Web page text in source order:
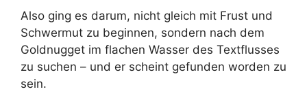
Also ging es darum, nicht gleich mit Frust und
Schwermut zu beginnen, sondern nach dem
Goldnugget im flachen Wasser des Textflusses
zu suchen – und er scheint gefunden worden zu
sein.